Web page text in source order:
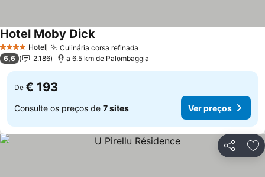
4 EstrelasHotel Culinária corsa refinada
Hotel Moby DickVer preços
6,6 2.186 a 6.5 km de Palombaggia
De € 193
Consulte os preços de 7 sites Ver preços
Partilhar